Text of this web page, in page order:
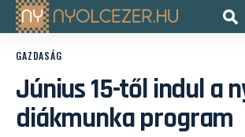
GAZDASÁG
Június 15-től indul a
diákmunka program